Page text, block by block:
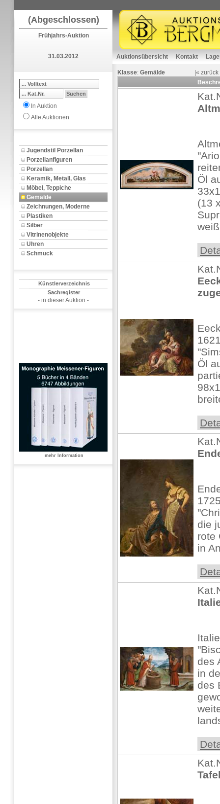
(Abgeschlossen)
Frühjahrs-Auktion
31.03.2012
In Auktion
Alle Auktionen
Jugendstil Porzellan
Porzellanfiguren
Porzellan
Keramik, Metall, Glas
Möbel, Teppiche
Gemälde
Zeichnungen, Moderne
Plastiken
Silber
Vitrinenobjekte
Uhren
Schmuck
Künstlerverzeichnis
Sachregister
- in dieser Auktion -
mehr Information
Auktionsübersicht Kontakt
Klasse: Gemälde |« zurück
Öl
(13
Öl
die
rote
in
des
in
des